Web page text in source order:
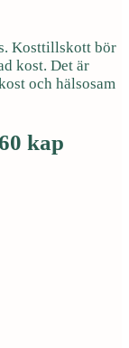
Kosttillskott bör
kost. Det är
och hälsosam
kap